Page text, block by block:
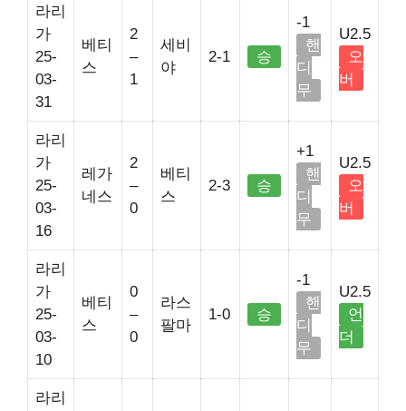
라리
가
25-
03-
31
베티
스
2
–
1
세비
야
2-1 승
-1
핸
디
무
U2.5
오
버
라리
가
25-
03-
16
레가
네스
2
–
0
베티
스
2-3 승
+1
핸
디
무
U2.5
오
버
라리
가
25-
03-
10
베티
스
0
–
0
라스
팔마
1-0 승
-1
핸
디
무
U2.5
언
더
라리